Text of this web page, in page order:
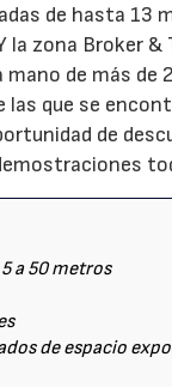
de hasta 13
la zona Broker
de más
las que se
de
a 50 metros
de espacio